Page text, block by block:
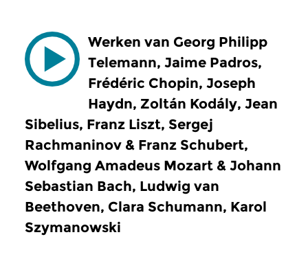
Werken van Georg Philipp
Telemann, Jaime Padros,
Frédéric Chopin, Joseph
Haydn, Zoltán Kodály, Jean
Sibelius, Franz Liszt, Sergej
Rachmaninov & Franz Schubert,
Wolfgang Amadeus Mozart & Johann
Sebastian Bach, Ludwig van
Beethoven, Clara Schumann, Karol
Szymanowski